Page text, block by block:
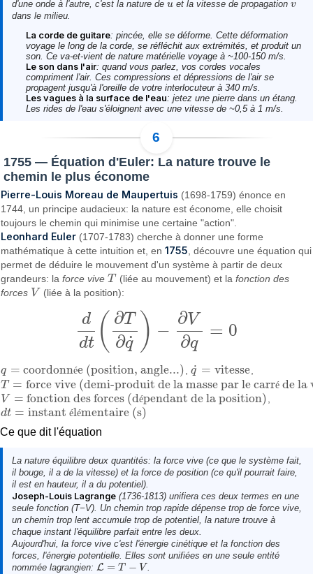
d'une onde à l'autre, c'est la nature de u
uet la vitesse de propagation v
v
dans le milieu.
La corde de guitare: pincée, elle se déforme. Cette déformation
voyage le long de la corde, se réfléchit aux extrémités, et produit un
son. Ce va-et-vient de nature matérielle voyage à ~100-150 m/s.
Le son dans l'air: quand vous parlez, vos cordes vocales
compriment l'air. Ces compressions et dépressions de l'air se
propagent jusqu'à l'oreille de votre interlocuteur à 340 m/s.
Les vagues à la surface de l'eau: jetez une pierre dans un étang.
Les rides de l'eau s'éloignent avec une vitesse de ~0,5 à 1 m/s.
1755 — Équation d'Euler: La nature trouve le
chemin le plus économe
Pierre-Louis Moreau de Maupertuis (1698-1759) énonce en
1744, un principe audacieux: la nature est économe, elle choisit
toujours le chemin qui minimise une certaine "action".
Leonhard Euler (1707-1783) cherche à donner une forme
mathématique à cette intuition et, en1755 , découvre une équation qui
permet de déduire le mouvement d'un système à partir de deux
grandeurs: laforce vive T
T (liée au mouvement) et la fonction des
forces V
V (liée à la position):
d
dt ( ∂T
∂q
˙ ) −
∂V
∂q
= 0
ddt(∂T ∂q )−∂ V∂q=0
q = coordonnée (position, angle...)
q =coordonnée (position, angle...) q
˙ = vitesse
q˙ =vitesse
T = force vive (demi-produit de la masse par le carré de la
T= force vive (demi-produit de la masse par le carré de la vitesse)
V = fonction des forces (dépendant de la position)
V= fonction des forces (dépendant de la position)
dt = instantélémentaire (s)
dt= instant élémentaire (s)
Ce que dit l'équation
La nature équilibre deux quantités: la force vive(ce que le système fait,
il bouge, il a de la vitesse) et la force de position(ce qu'il pourrait faire,
il est en hauteur, il a du potentiel).
Joseph-Louis Lagrange(1736-1813) unifiera ces deux termes en une
seule fonction (T−V). Un chemin trop rapide dépense trop de force vive,
un chemin trop lent accumule trop de potentiel, la nature trouve à
chaque instant l'équilibre parfait entre les deux.
Aujourd'hui, la force vive c'est l'énergie cinétiqueet la fonction des
forces , l'énergie potentielle. Elles sont unifiées en une seule entité
nommée lagrangien: L = T − V
L= T− V